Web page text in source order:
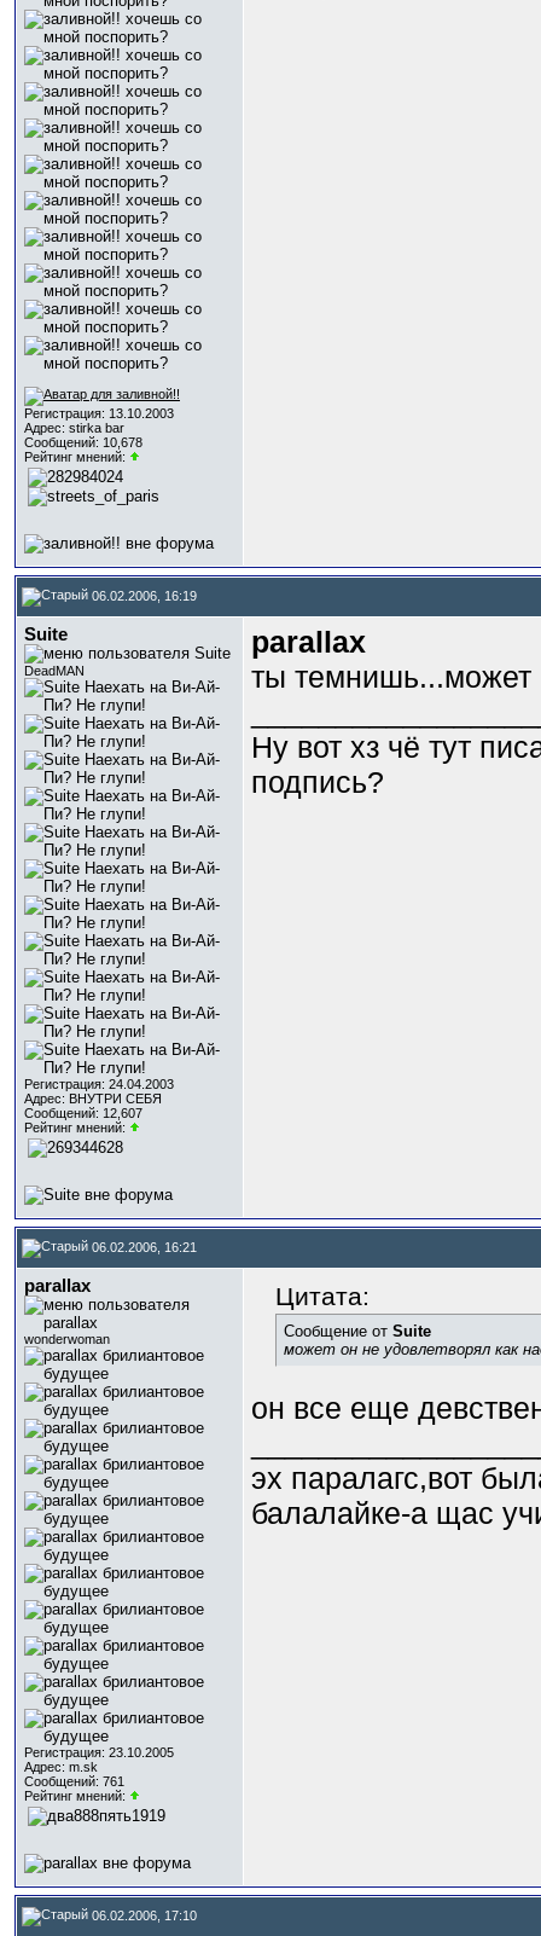
Регистрация: 13.10.2003
Адрес: stirka bar
Сообщений: 10,678
Рейтинг мнений:
06.02.2006, 16:19
Suite
DeadMAN
Регистрация: 24.04.2003
Адрес: ВНУТРИ СЕБЯ
Сообщений: 12,607
Рейтинг мнений:
parallax
ты темнишь...может
Ну вот хз чё тут
подпись?
06.02.2006, 16:21
parallax
wonderwoman
Регистрация: 23.10.2005
Адрес: m.sk
Сообщений: 761
Рейтинг мнений:
Цитата:
Сообщение от Suite
может он не удовлетворял как
он все еще
эх паралагс,вот
балалайке-а щас
06.02.2006, 17:10